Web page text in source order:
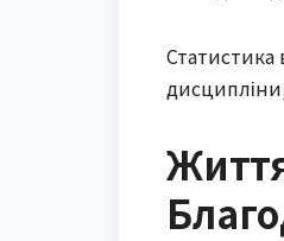
Статистика